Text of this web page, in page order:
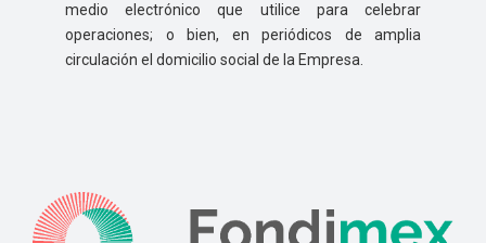
medio electrónico que utilice para celebrar
operaciones; o bien, en periódicos de amplia
circulación el domicilio social de la Empresa.